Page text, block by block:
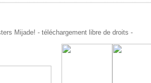
Mijade! - téléchargement libre de droits -